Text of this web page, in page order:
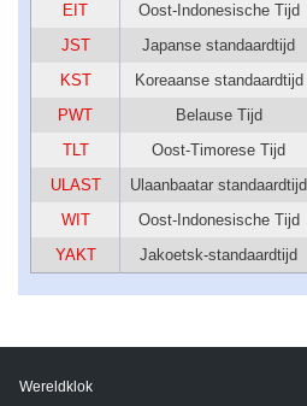
EIT
Oost-Indonesische Tijd
JST
Japanse standaardtijd
KST
Koreaanse standaardtijd
PWT
Belause Tijd
TLT
Oost-Timorese Tijd
ULAST
Ulaanbaatar standaardtijd
WIT
Oost-Indonesische Tijd
YAKT
Jakoetsk-standaardtijd
Wereldklok